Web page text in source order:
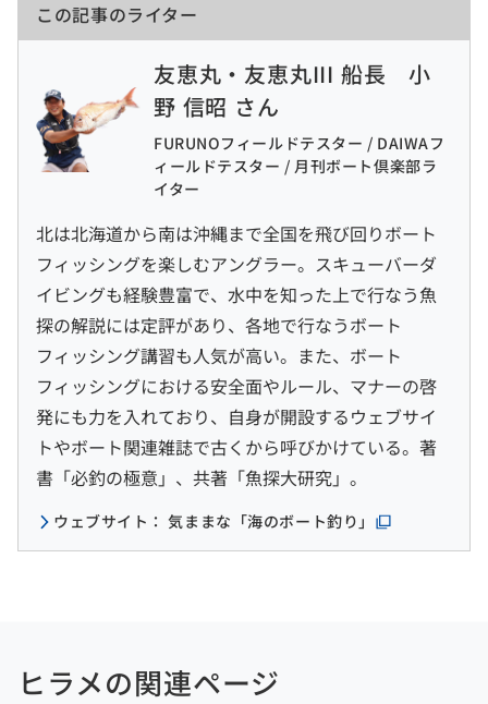
この記事のライター
友恵丸・友恵丸III 船長 小
野 信昭 さん
FURUNOフィールドテスター / DAIWAフ
ィールドテスター / 月刊ボート倶楽部ラ
イター
北は北海道から南は沖縄まで全国を飛び回りボート
フィッシングを楽しむアングラー。スキューバーダ
イビングも経験豊富で、水中を知った上で行なう魚
探の解説には定評があり、各地で行なうボート
フィッシング講習も人気が高い。また、ボート
フィッシングにおける安全面やルール、マナーの啓
発にも力を入れており、自身が開設するウェブサイ
トやボート関連雑誌で古くから呼びかけている。著
書「必釣の極意」、共著「魚探大研究」。
ウェブサイト： 気ままな「海のボート釣り」
ヒラメの関連ページ